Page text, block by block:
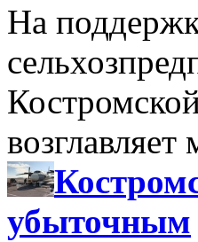
На
возглавляет
убыточным